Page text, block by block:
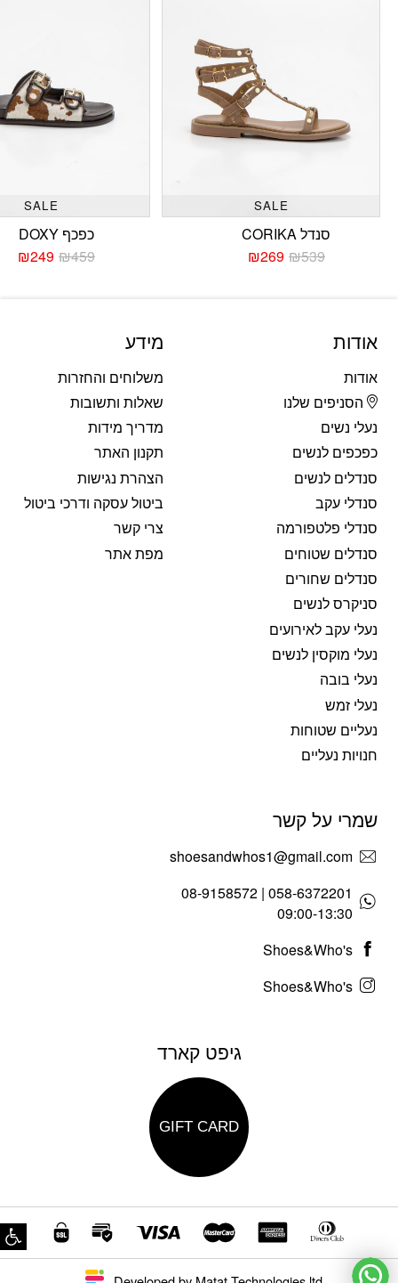
SALE
סנדל CORIKA
₪539
המחיר
₪269המחיר
SALE
כפכף DOXY
₪459
₪249
אודות
אודות
הסניפים שלנו
נעלי נשים
כפכפים לנשים
סנדלים לנשים
סנדלי עקב
סנדלי פלטפורמה
סנדלים שטוחים
סנדלים שחורים
סניקרס לנשים
נעלי עקב לאירועים
נעלי מוקסין לנשים
נעלי בובה
נעלי זמש
נעליים שטוחות
חנויות נעליים
מידע
משלוחים והחזרות
שאלות ותשובות
מדריך מידות
תקנון האתר
הצהרת נגישות
ביטול עסקה ודרכי ביטול
צרי קשר
מפת אתר
שמרי על קשר
shoesandwhos1@gmail.com
058-6372201 | 08-9158572
09:00-13:30
Shoes&Who's
Shoes&Who's
גיפט קארד
GIFT CARD